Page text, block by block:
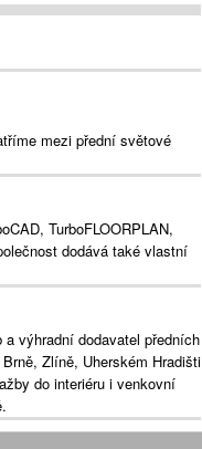
mezi přední světové
TurboFLOORPLAN,
dodává také vlastní
výhradní dodavatel předních
Zlíně, Uherském Hradišti
do interiéru i venkovní